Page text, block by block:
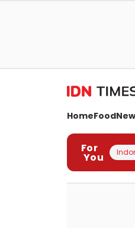
HomeFood
For
You